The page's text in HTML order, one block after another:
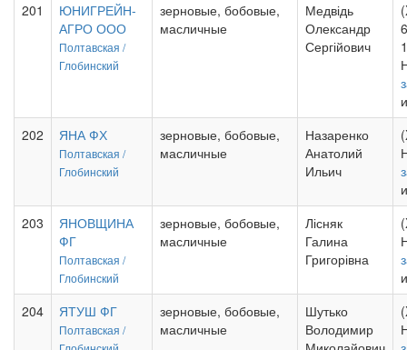
201
ЮНИГРЕЙН-
АГРО ООО
Полтавская /
Глобинский
зерновые, бобовые,
масличные
Медвідь
Олександр
Сергійович
202
ЯНА ФХ
Полтавская /
Глобинский
зерновые, бобовые,
масличные
Назаренко
Анатолий
Ильич
203
ЯНОВЩИНА
ФГ
Полтавская /
Глобинский
зерновые, бобовые,
масличные
Лісняк
Галина
Григорівна
204
ЯТУШ ФГ
Полтавская /
зерновые, бобовые,
масличные
Шутько
Володимир